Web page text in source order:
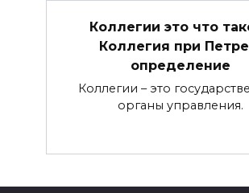
Коллегии это что
Коллегия при Петре
определение
Коллегии – это
органы управления.